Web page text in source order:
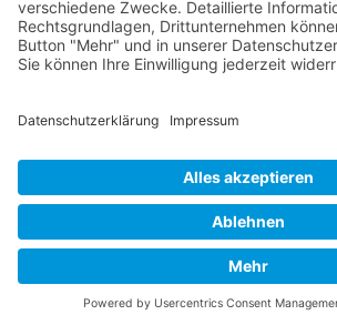
Impressum
Datenschutzerklärung
Cookie-Einstellungen
AGB
Streitbeilegungsstelle
Vertrag widerrufen